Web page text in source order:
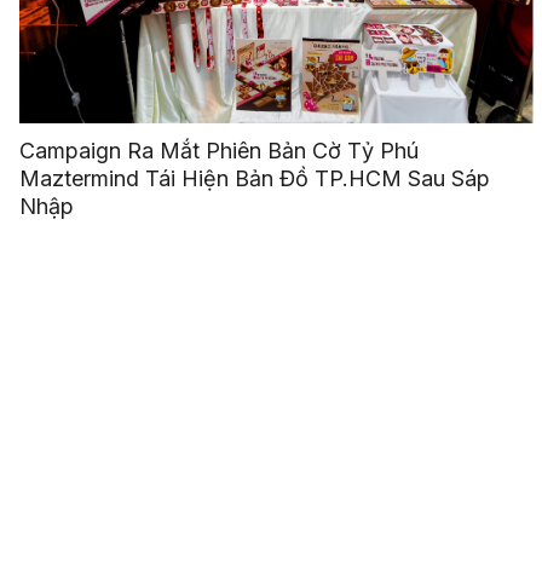
Campaign Ra Mắt Phiên Bản Cờ Tỷ Phú
Maztermind Tái Hiện Bản Đồ TP.HCM Sau Sáp
Nhập